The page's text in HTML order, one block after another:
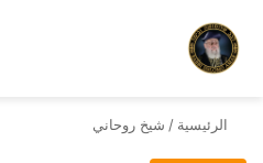
الرئيسية / شيخ روحاني